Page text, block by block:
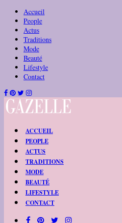
Accueil
People
Actus
Traditions
Mode
Beauté
Lifestyle
Contact
ACCUEIL
PEOPLE
ACTUS
TRADITIONS
MODE
BEAUTÉ
LIFESTYLE
CONTACT